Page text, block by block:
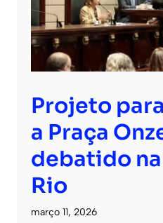
Projeto
a Praça
debatido
Rio
março 11, 2026